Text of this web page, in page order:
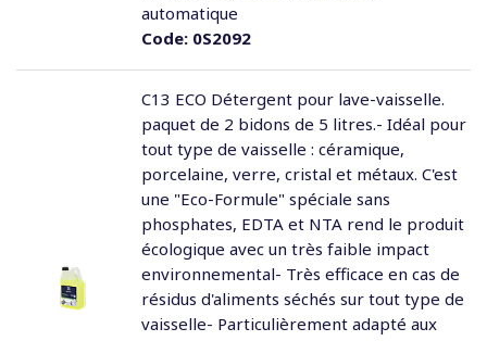
Code:0S2092
automatique
C13 ECO Détergent pour lave-vaisselle.
paquet de 2 bidons de 5 litres.- Idéal pour
tout type de vaisselle : céramique,
porcelaine, verre, cristal et métaux. C'est
une "Eco-Formule" spéciale sans
phosphates, EDTA et NTA rend le produit
écologique avec un très faible impact
environnemental- Très efficace en cas de
résidus d'aliments séchés sur tout type de
vaisselle- Particulièrement adapté aux